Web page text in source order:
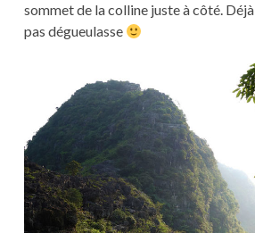
sommet de la colline juste à côté.
pas dégueulasse